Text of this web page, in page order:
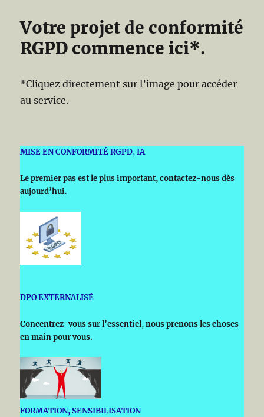
Votre projet de conformité
RGPD commence ici*.
*Cliquez directement sur l’image pour accéder
au service.
MISE EN CONFORMITÉ RGPD,IA
Le premier pas est le plus important, contactez-nous dès
aujourd’hui.
DPO EXTERNALISÉ
Concentrez-vous sur l’essentiel,nous prenons les choses
en main pour vous.
FORMATION, SENSIBILISATION